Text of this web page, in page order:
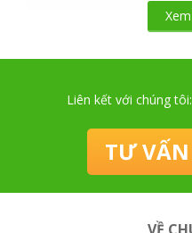
Liên kết với chúng tôi:
TƯ